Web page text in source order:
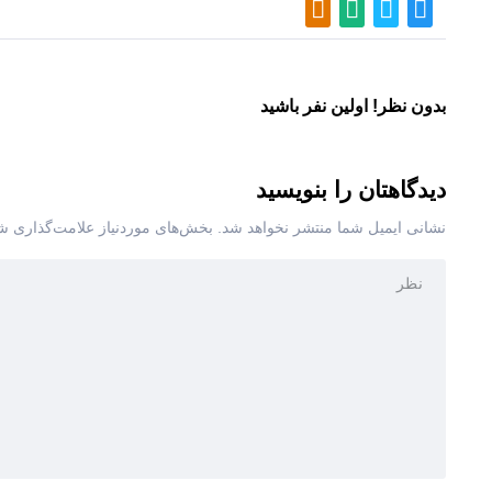
بدون نظر! اولین نفر باشید
دیدگاهتان را بنویسید
نشانی ایمیل شما منتشر نخواهد شد. بخش‌های موردنیاز علامت‌گذاری